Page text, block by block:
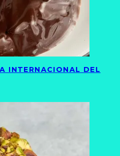
INTERNACIONAL DEL